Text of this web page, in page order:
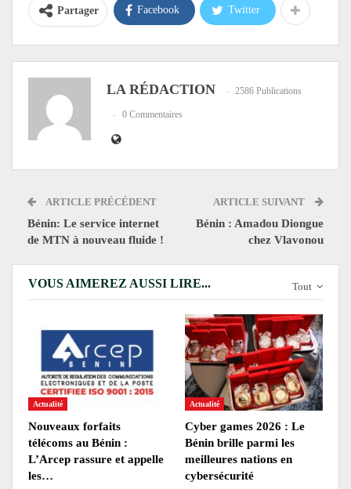
Partager Facebook Twitter
LA RÉDACTION 2586 Publications
0 Commentaires
ARTICLE PRÉCÉDENT
Bénin: Le service internet
de MTN à nouveau fluide !
ARTICLE SUIVANT
Bénin : Amadou Diongue
chez Vlavonou
Tout
VOUS AIMEREZ AUSSI LIRE...
Actualité
Nouveaux forfaits
télécoms au Bénin :
L’Arcep rassure et appelle
les…
Actualité
Cyber games 2026 : Le
Bénin brille parmi les
meilleures nations en
cybersécurité